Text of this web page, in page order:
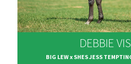
DEBBIE
BIG LEW x SHES JESS